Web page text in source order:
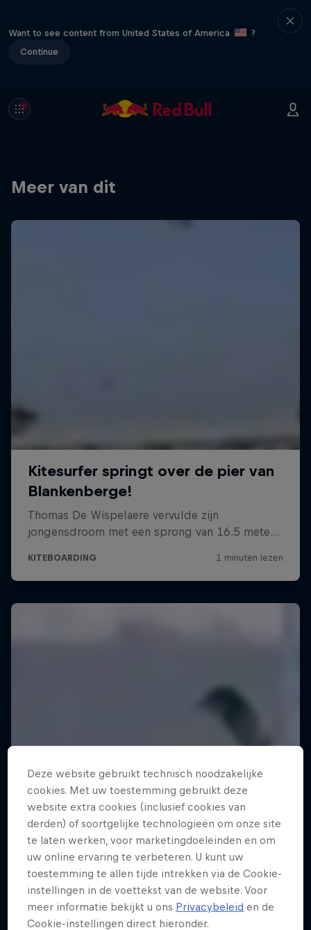
Want to see content from United States of America
?
Continue
Meer van dit
Deze website gebruikt technisch noodzakelijke
cookies. Met uw toestemming gebruikt deze
website extra cookies (inclusief cookies van
derden) of soortgelijke technologieën om onze site
te laten werken, voor marketingdoeleinden en om
uw online ervaring te verbeteren. U kunt uw
toestemming te allen tijde intrekken via de Cookie-
instellingen in de voettekst van de website. Voor
meer informatie bekijkt u ons Privacybeleid en de
Cookie-instellingen direct hieronder.